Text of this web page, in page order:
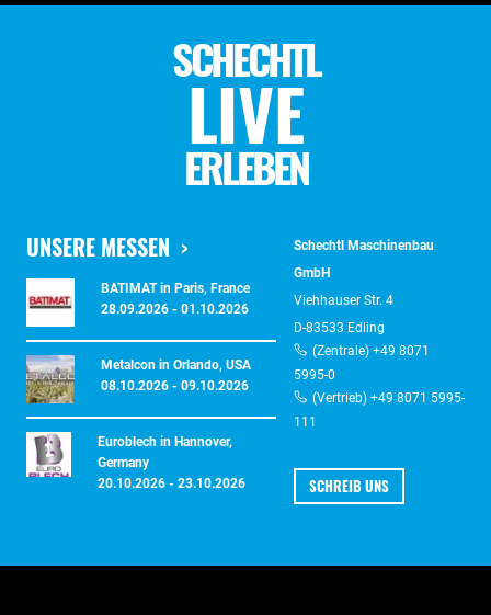
SCHECHTL
LIVE
ERLEBEN
UNSERE MESSEN
BATIMAT in Paris, France
28.09.2026 - 01.10.2026
Metalcon in Orlando, USA
08.10.2026 - 09.10.2026
Euroblech in Hannover,
Germany
20.10.2026 - 23.10.2026
Schechtl Maschinenbau
GmbH
Viehhauser Str. 4
D-83533 Edling
(Zentrale) +49 8071
5995-0
(Vertrieb) +49 8071 5995-
111
SCHREIB UNS